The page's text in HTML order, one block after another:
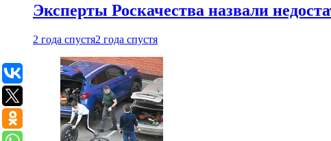
Эксперты Роскачества назвали
2 года спустя2 года спустя